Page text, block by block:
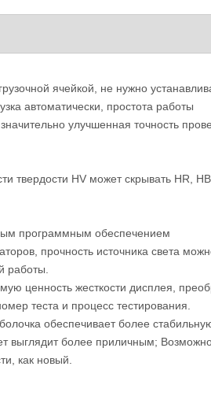
резины Rockwell R-150TP Тестер
пластика
ячейкой, не нужно
автоматически, простота работы
улучшенная точность
твердости HV может скрывать HR,
программным обеспечением
прочность источника света
работы.
ценность жесткости дисплея,
теста и процесс тестирования.
обеспечивает более
выглядит более приличным;
как новый.